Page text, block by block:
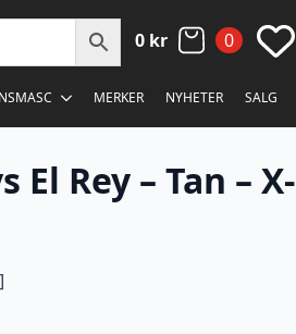
0 kr 0
MERKER NYHETER SALG
El Rey – Tan – X-